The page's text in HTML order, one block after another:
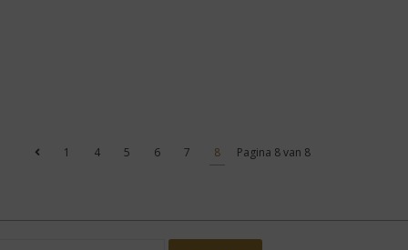
Pagina 8 van 8
1 4 5 6 7 8